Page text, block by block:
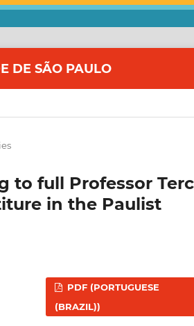
DE SÃO PAULO
to full Professor
in the Paulist
PDF (PORTUGUESE
(BRAZIL))